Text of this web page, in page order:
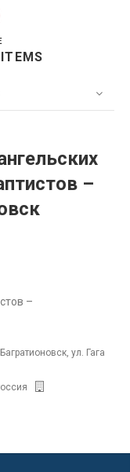
–
–
ул. Гага